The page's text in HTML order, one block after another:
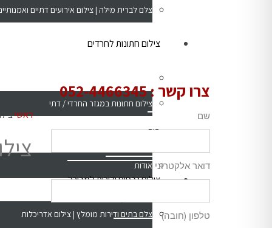
צלם לברית מילה | צילום אירועים דתיים
צילום חתונות לחרדים
צילום חתונות במגזר החרדי / דתי
צילום נכסים ודירות למכירה
צלם בתים ודירות מומלץ | צילום אדריכלות
בית
אודות
צילום אירועים
ראשי
צרו קשר :052-4466345
שם
דואר אלקטרוני
טלפון (חובה)